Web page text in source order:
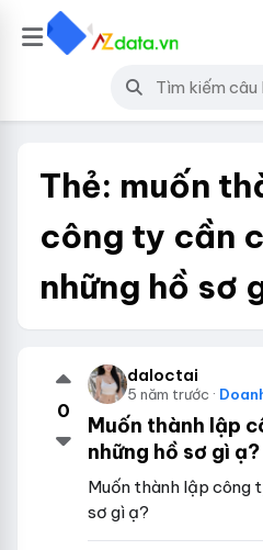
Thẻ: muốn
công ty cần
những hồ sơ
0
daloctai
5 năm trước ·
Muốn thành lập
những hồ sơ gì ạ?
Muốn thành lập công
sơ gì ạ?